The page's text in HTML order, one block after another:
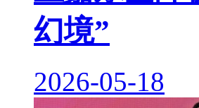
幻境”
2026-05-18